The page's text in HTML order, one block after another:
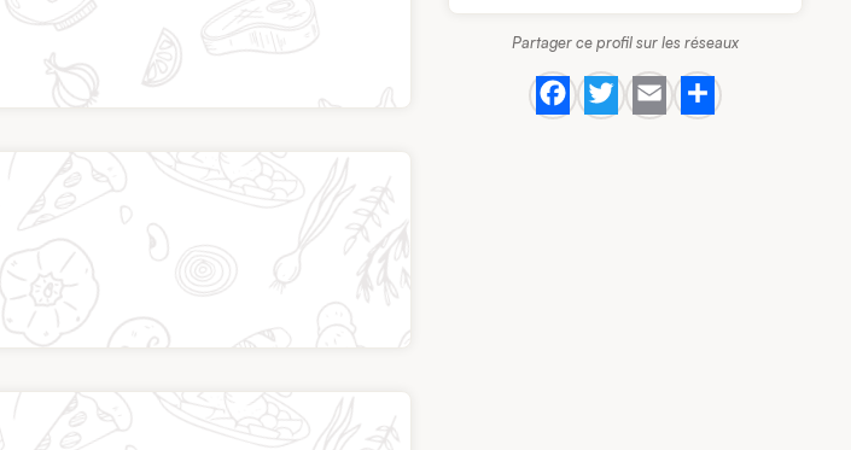
Partager ce profil sur les réseaux
Facebook
Twitter
EmailShare